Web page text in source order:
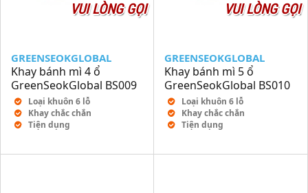
VUI LÒNG GỌI
GREENSEOKGLOBAL
Khay bánh mì 4 ổ
GreenSeokGlobal BS009
Loại khuôn 6 lỗ
Khay chắc chắn
Tiện dụng
VUI LÒNG GỌI
GREENSEOKGLOBAL
Khay bánh mì 5 ổ
GreenSeokGlobal BS010
Loại khuôn 6 lỗ
Khay chắc chắn
Tiện dụng